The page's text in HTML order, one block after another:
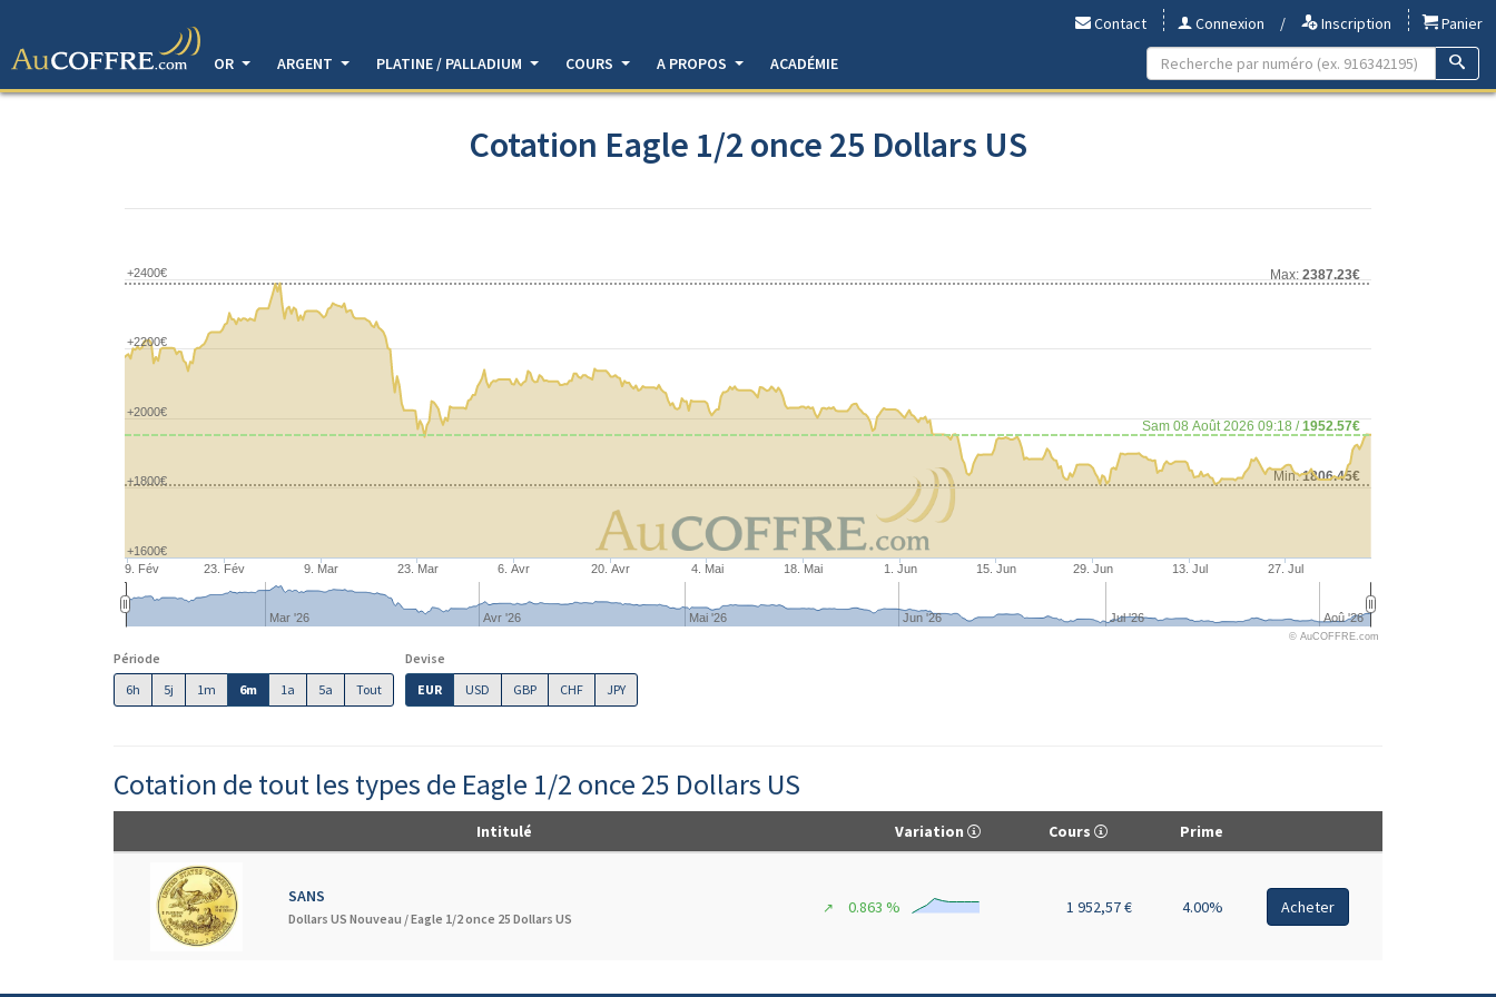
Contact Connexion / Inscription
Panier
OR
ARGENT PLATINE / PALLADIUM COURS A PROPOS ACADÉMIE
Cotation Eagle 1/2 once 25 Dollars US
Min:1806.45€
Max: 2387.23€
Sam 08 Août 2026 09:18 /1952.57€
9. Fév 23. Fév 9. Mar 23. Mar 6. Avr 20. Avr 4. Mai 18. Mai 1. Jun 15. Jun 29. Jun 13. Jul 27. Jul
Mar '26 Avr '26 Mai '26 Jun '26 Jul '26 Aoû '26
+1800€
+2000€
+2200€
+2400€
+1600€
© AuCOFFRE.com
Période
6h
5j 1m 6m 1a 5a Tout
Devise
EUR
USD GBP CHF JPY
Cotation de tout les types de Eagle 1/2 once 25 Dollars US
Intitulé Variation Cours Prime
SANS
Dollars US Nouveau /Eagle 1/2 once 25 Dollars US
↗ 0.863 % 1 952,57 € 4.00% Acheter